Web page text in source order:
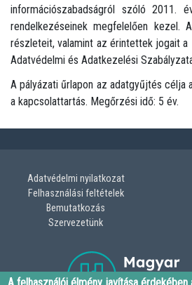
információszabadságról szóló 2011.
rendelkezéseinek megfelelően kezel.
részleteit, valamint az érintettek jogait a
Adatvédelmi és Adatkezelési
A pályázati űrlapon az adatgyűjtés célja
a kapcsolattartás. Megőrzési idő: 5 év.
LÁBLÉC
MENÜ
Adatvédelmi nyilatkozat
Felhasználási feltételek
Bemutatkozás
Szervezetünk